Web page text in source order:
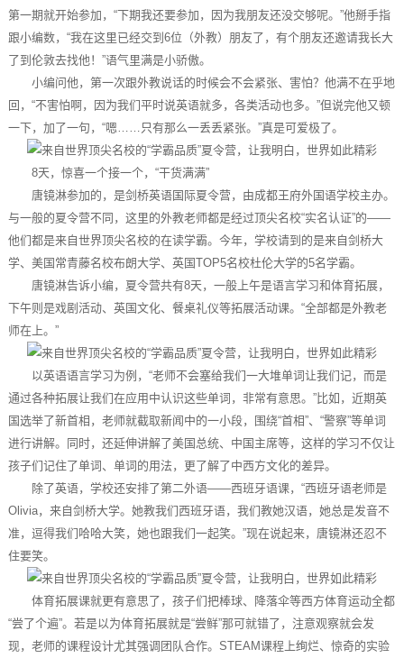
第一期就开始参加，“下期我还要参加，因为我朋友还没交够呢。”他掰手指
跟小编数，“我在这里已经交到6位（外教）朋友了，有个朋友还邀请我长大
了到伦敦去找他！”语气里满是小骄傲。
小编问他，第一次跟外教说话的时候会不会紧张、害怕？他满不在乎地
回，“不害怕啊，因为我们平时说英语就多，各类活动也多。”但说完他又顿
一下，加了一句，“嗯……只有那么一丢丢紧张。”真是可爱极了。
8天，惊喜一个接一个，“干货满满”
唐镜淋参加的，是剑桥英语国际夏令营，由成都王府外国语学校主办。
与一般的夏令营不同，这里的外教老师都是经过顶尖名校“实名认证”的——
他们都是来自世界顶尖名校的在读学霸。今年，学校请到的是来自剑桥大
学、美国常青藤名校布朗大学、英国TOP5名校杜伦大学的5名学霸。
唐镜淋告诉小编，夏令营共有8天，一般上午是语言学习和体育拓展，
下午则是戏剧活动、英国文化、餐桌礼仪等拓展活动课。“全部都是外教老
师在上。”
以英语语言学习为例，“老师不会塞给我们一大堆单词让我们记，而是
通过各种拓展让我们在应用中认识这些单词，非常有意思。”比如，近期英
国选举了新首相，老师就截取新闻中的一小段，围绕“首相”、“警察”等单词
进行讲解。同时，还延伸讲解了美国总统、中国主席等，这样的学习不仅让
孩子们记住了单词、单词的用法，更了解了中西方文化的差异。
除了英语，学校还安排了第二外语——西班牙语课，“西班牙语老师是
Olivia，来自剑桥大学。她教我们西班牙语，我们教她汉语，她总是发音不
准，逗得我们哈哈大笑，她也跟我们一起笑。”现在说起来，唐镜淋还忍不
住要笑。
体育拓展课就更有意思了，孩子们把棒球、降落伞等西方体育运动全都
“尝了个遍”。若是以为体育拓展就是“尝鲜”那可就错了，注意观察就会发
现，老师的课程设计尤其强调团队合作。STEAM课程上绚烂、惊奇的实验